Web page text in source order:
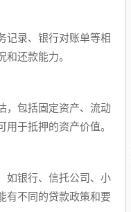
记录、银行对账单等相
还款能力。
，包括固定资产、流动
于抵押的资产价值。
如银行、信托公司、小
有不同的贷款政策和要